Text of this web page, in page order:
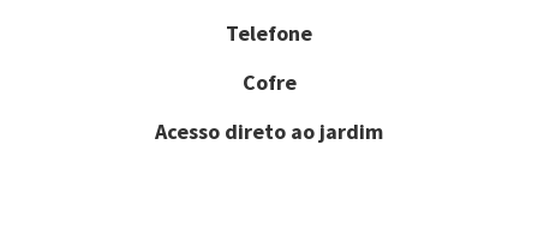
Telefone
Cofre
Acesso direto ao jardim